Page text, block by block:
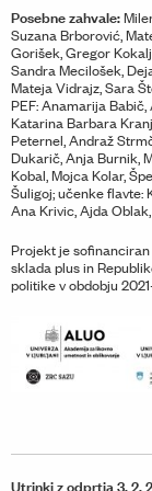
Posebne zahvale:
Suzana Brborović,
Gorišek, Gregor
Sandra Mecilošek,
Mateja Vidrajz, Sara
PEF: Anamarija
Katarina Barbara
Peternel, Andraž
Dukarič, Anja Burnik,
Kobal, Mojca Kolar,
Šuligoj; učenke flavte:
Ana Krivic, Ajda
Projekt je
sklada plus in
politike v obdobju
Utrinki z odprtja 3. 2.